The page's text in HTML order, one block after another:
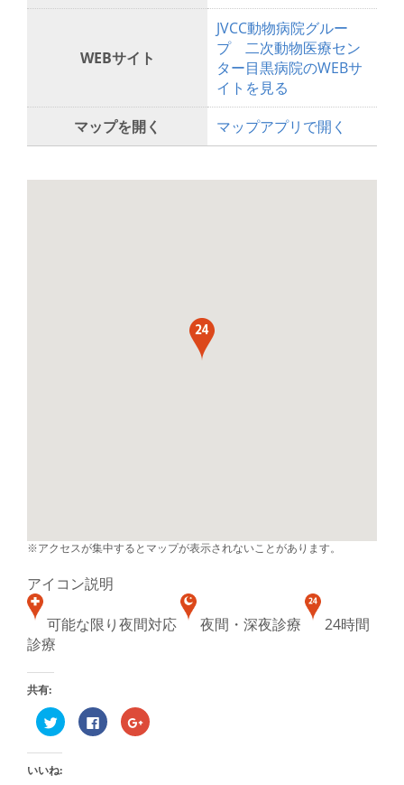
WEBサイト
JVCC動物病院グルー
プ 二次動物医療セン
ター目黒病院のWEBサ
イトを見る
マップを開く
マップアプリで開く
※アクセスが集中するとマップが表示されないことがあります。
アイコン説明
可能な限り夜間対応 夜間・深夜診療
24時間
診療
共有:
ク
リ
ク
て
Facebook
で
ク
リ
いいね: